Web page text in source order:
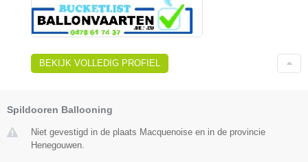
BEKIJK VOLLEDIG PROFIEL
Spildooren Ballooning
Niet gevestigd in de plaats Macquenoise en in de provincie
Henegouwen.